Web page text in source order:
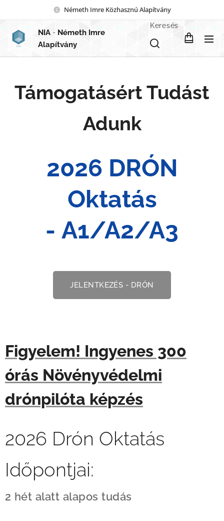
Németh Imre Közhasznú Alapítvány
NIA - Németh Imre
Alapítvány
Keresés
Támogatásért Tudást
Adunk
2026 DRÓN
Oktatás
- A1/A2/A3
JELENTKEZÉS - DRÓN
Figyelem! Ingyenes 300
órás Növényvédelmi
drónpilóta képzés
2026 Drón Oktatás
Időpontjai:
2 hét alatt alapos tudás